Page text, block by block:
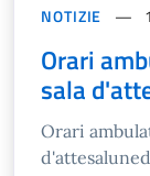
NOTIZIE
Orari
sala
Orari